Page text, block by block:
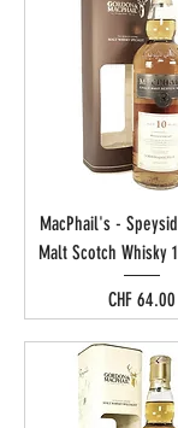
MacPhail's -
Malt Scotch Whisky
Preis
CHF 64.00